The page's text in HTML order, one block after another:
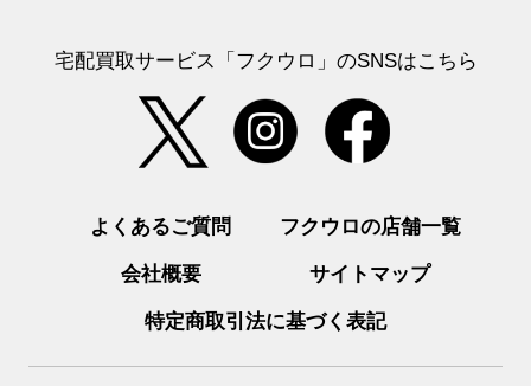
宅配買取サービス「フクウロ」のSNSはこちら
よくあるご質問 フクウロの店舗一覧
会社概要 サイトマップ
特定商取引法に基づく表記